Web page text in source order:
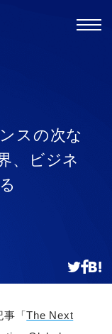
スの次な
、ビジネ
事「The Next